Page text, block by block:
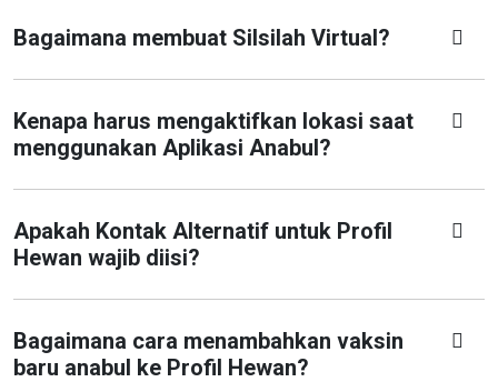
Bagaimana membuat Silsilah Virtual?
Kenapa harus mengaktifkan lokasi saat
menggunakan Aplikasi Anabul?
Apakah Kontak Alternatif untuk Profil
Hewan wajib diisi?
Bagaimana cara menambahkan vaksin
baru anabul ke Profil Hewan?